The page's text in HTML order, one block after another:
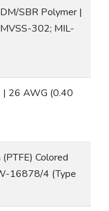
SBR Polymer |
302; MIL-
| 26 AWG (0.40
Colored
16878/4 (Type